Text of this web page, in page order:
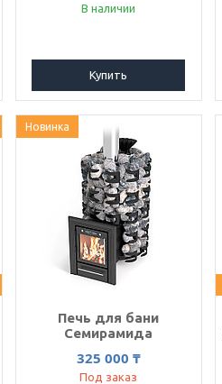
В наличии
Купить
Новинка
Печь для бани
Семирамида
325 000 ₸
Под заказ